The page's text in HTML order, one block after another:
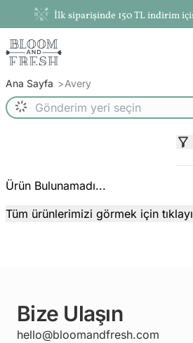
İlk siparişinde 150 TL indirim
Ana Sayfa Avery
Ürün Bulunamadı...
Tüm ürünlerimizi görmek için
Bize Ulaşın
hello@bloomandfresh.com